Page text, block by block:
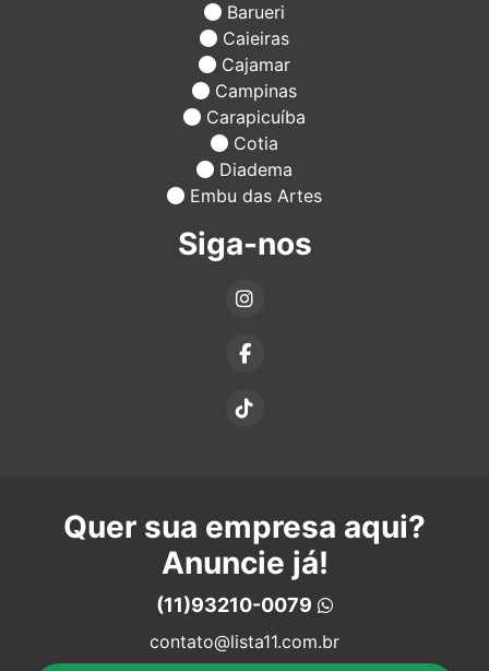
Barueri
Caieiras
Cajamar
Campinas
Carapicuíba
Cotia
Diadema
Embu das Artes
Siga-nos
Quer sua empresa aqui?
Anuncie já!
(11)93210-0079
contato@lista11.com.br